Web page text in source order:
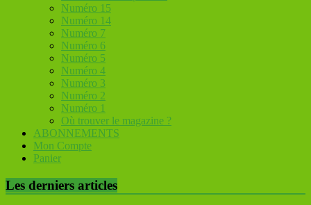
Numéro 15
Numéro 14
Numéro 7
Numéro 6
Numéro 5
Numéro 4
Numéro 3
Numéro 2
Numéro 1
Où trouver le magazine ?
ABONNEMENTS
Mon Compte
Panier
Les derniers articles